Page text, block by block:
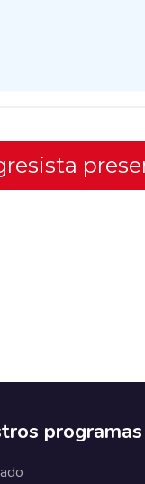
programas